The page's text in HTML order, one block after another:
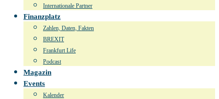
Internationale Partner
Finanzplatz
Zahlen, Daten, Fakten
BREXIT
Frankfurt Life
Podcast
Magazin
Events
Kalender